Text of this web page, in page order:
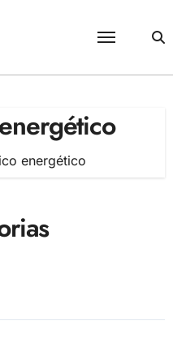
energético